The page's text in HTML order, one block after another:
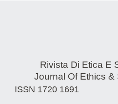
Rivista Di Etica E
Journal Of Ethics
ISSN 1720 1691